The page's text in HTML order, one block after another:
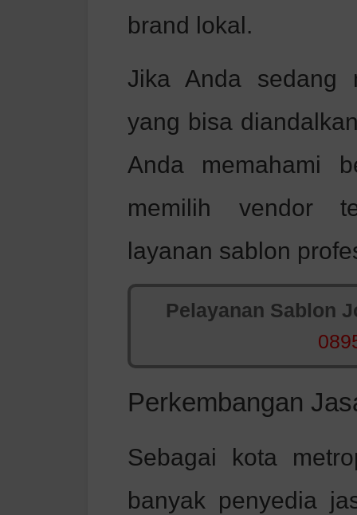
brand lokal.
Jika Anda sedang
yang bisa
Anda memahami
memilih vendor
layanan sablon
Pelayanan Sablon
Perkembangan
Sebagai kota
banyak penyedia